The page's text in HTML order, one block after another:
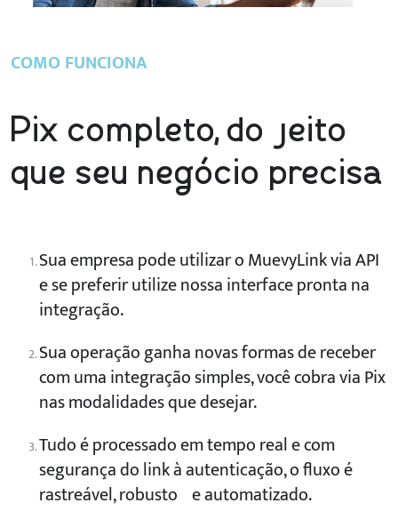
COMO FUNCIONA
Pix completo, do jeito
que seu negócio precisa
Sua empresa pode utilizar o MuevyLink via API
e se preferir utilize nossa interface pronta na
integração.
Sua operação ganha novas formas de receber
com uma integração simples, você cobra via Pix
nas modalidades que desejar.
Tudo é processado em tempo real e com
segurança do link à autenticação, o fluxo é
rastreável, robusto e automatizado.